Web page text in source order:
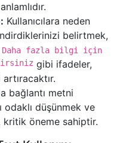
Kullanıcılara neden
belirtmek,
Daha fazla bilgi için
gibi ifadeler,
bağlantı metni
odaklı düşünmek ve
öneme sahiptir.